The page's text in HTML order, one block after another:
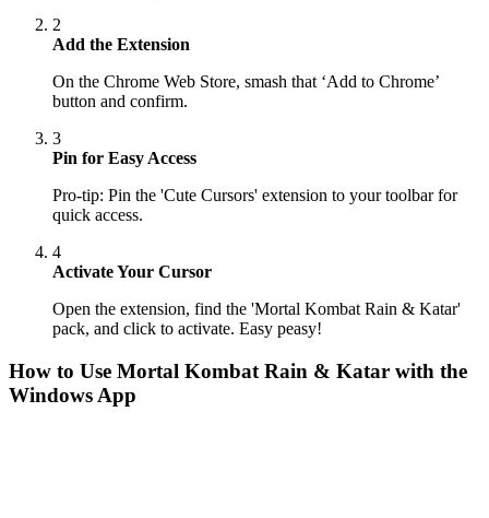
2
Add the Extension
On the Chrome Web Store, smash that ‘Add to Chrome’
button and confirm.
3
Pin for Easy Access
Pro-tip: Pin the 'Cute Cursors' extension to your toolbar for
quick access.
4
Activate Your Cursor
Open the extension, find the 'Mortal Kombat Rain & Katar'
pack, and click to activate. Easy peasy!
How to Use Mortal Kombat Rain & Katar with the
Windows App